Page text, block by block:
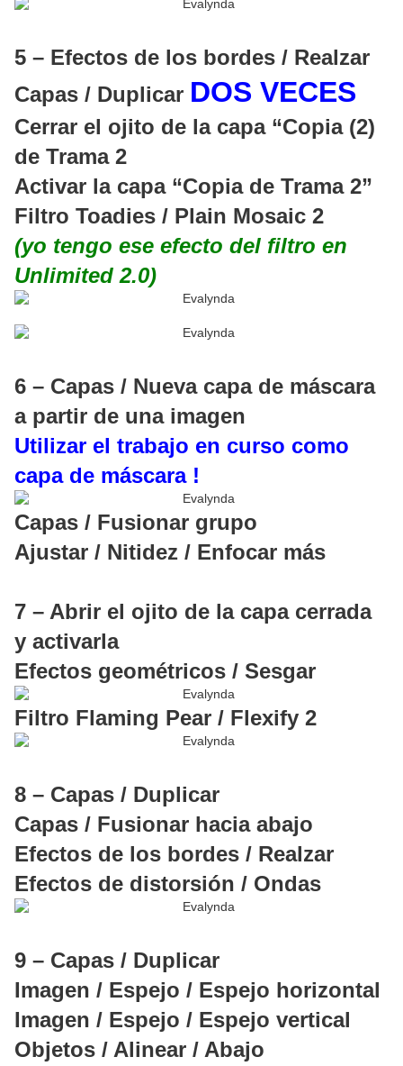
5 – Efectos de los bordes / Realzar
Capas / Duplicar DOS VECES
Cerrar el ojito de la capa “Copia (2)
de Trama 2
Activar la capa “Copia de Trama 2”
Filtro Toadies / Plain Mosaic 2
(yo tengo ese efecto del filtro en
Unlimited 2.0)
6 – Capas / Nueva capa de máscara
a partir de una imagen
Utilizar el trabajo en curso como
capa de máscara !
Capas / Fusionar grupo
Ajustar / Nitidez / Enfocar más
7 – Abrir el ojito de la capa cerrada
y activarla
Efectos geométricos / Sesgar
Filtro Flaming Pear / Flexify 2
8 – Capas / Duplicar
Capas / Fusionar hacia abajo
Efectos de los bordes / Realzar
Efectos de distorsión / Ondas
9 – Capas / Duplicar
Imagen / Espejo / Espejo horizontal
Imagen / Espejo / Espejo vertical
Objetos / Alinear / Abajo